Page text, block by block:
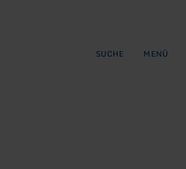
SUCHE MENÜ